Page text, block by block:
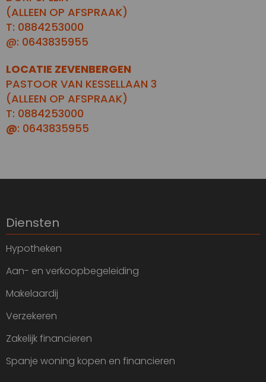
(ALLEEN OP AFSPRAAK)
T: 0884253000
@: 0643835955
LOCATIE ZEVENBERGEN
PASTOOR VAN KESSELLAAN 3
(ALLEEN OP AFSPRAAK)
T: 0884253000
@: 0643835955
Diensten
Hypotheken
Aan- en verkoopbegeleiding
Makelaardij
Verzekeren
Zakelijk financieren
Spanje woning kopen en financieren